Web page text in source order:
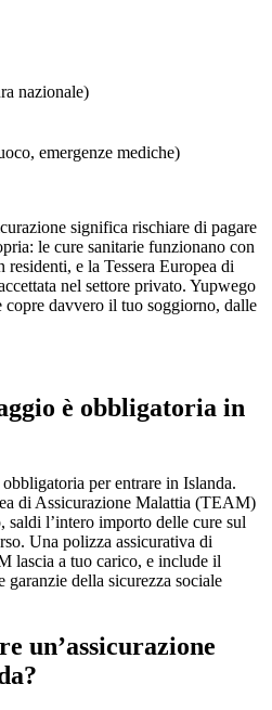
nazionale)
emergenze mediche)
significa rischiare di pagare
le cure sanitarie funzionano con
e la Tessera Europea di
nel settore privato. Yupwego
copre davvero il tuo soggiorno, dalle
è obbligatoria in
per entrare in Islanda.
di Assicurazione Malattia (TEAM)
l’intero importo delle cure sul
Una polizza assicurativa di
lascia a tuo carico, e include il
garanzie della sicurezza sociale
un’assicurazione